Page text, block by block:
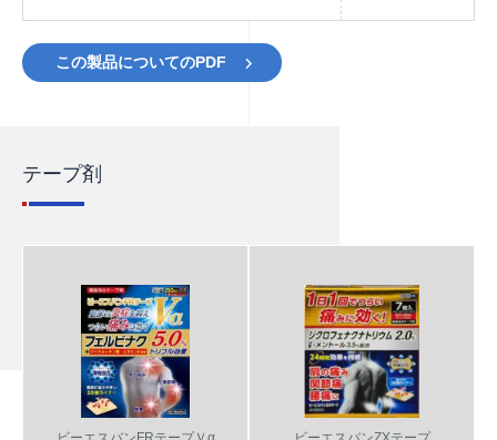
この製品についてのPDF
テープ剤